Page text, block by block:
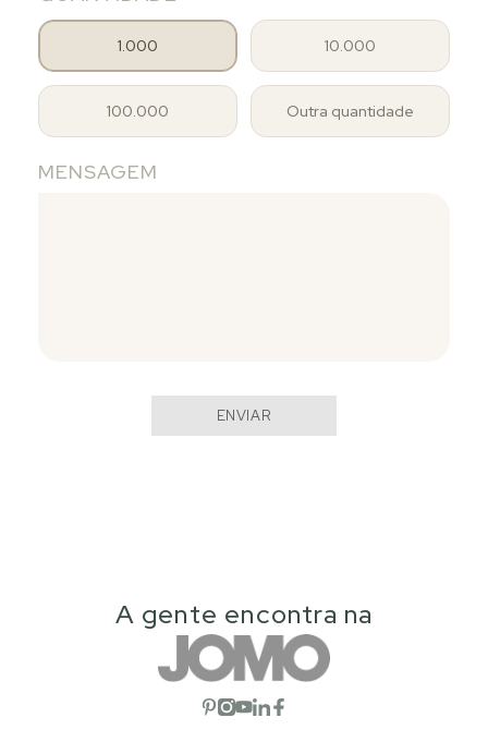
1.000 10.000
100.000 Outra quantidade
MENSAGEM
ENVIAR
A gente encontra na
Abrir rede social
Abrir rede social
Abrir rede social
Abrir rede social
Abrir rede social